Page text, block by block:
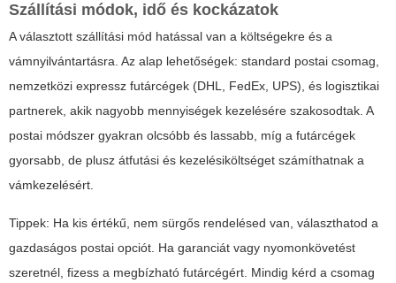
Szállítási módok, idő és kockázatok
A választott szállítási mód hatással van a költségekre és a
vámnyilvántartásra. Az alap lehetőségek: standard postai csomag,
nemzetközi expressz futárcégek (DHL, FedEx, UPS), és logisztikai
partnerek, akik nagyobb mennyiségek kezelésére szakosodtak. A
postai módszer gyakran olcsóbb és lassabb, míg a futárcégek
gyorsabb, de plusz átfutási és kezelésiköltséget számíthatnak a
vámkezelésért.
Tippek: Ha kis értékű, nem sürgős rendelésed van, választhatod a
gazdaságos postai opciót. Ha garanciát vagy nyomonkövetést
szeretnél, fizess a megbízható futárcégért. Mindig kérd a csomag